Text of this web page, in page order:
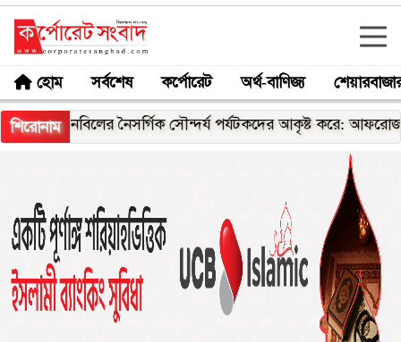
হোম সর্বশেষ কর্পোরেট অর্থ-বাণিজ্য
শিরোনামনৈসর্গিক সৌন্দর্য পর্যটকদের আকৃষ্ট করে: আফরোজা খানম রিতা